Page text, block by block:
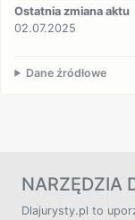
Ostatnia zmiana aktu
02.07.2025
Dane źródłowe
NARZĘDZIA
Dlajurysty.pl to